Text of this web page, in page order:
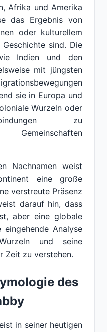
Afrika und Amerika
das Ergebnis von
oder kulturellem
sind. Die
Indien und den
mit jüngsten
sie in Europa und
Wurzeln oder
zu
Nachnamen weist
eine große
verstreute Präsenz
darauf hin, dass
aber eine globale
Analyse
und seine
Zeit zu verstehen.
des
in seiner heutigen